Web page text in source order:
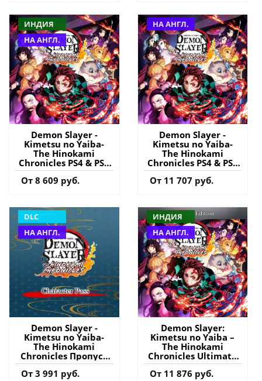
ИНДИЯ
НА АНГЛ.
Demon Slayer -
Kimetsu no Yaiba-
The Hinokami
Chronicles PS4 & PS5
(Индия) купить игру
на аккаунт
От 8 609 руб.
НА АНГЛ.
Demon Slayer -
Kimetsu no Yaiba-
The Hinokami
Chronicles PS4 & PS5
(Турция) купить
игру на аккаунт
От 11 707 руб.
DLC
НА АНГЛ.
Demon Slayer -
Kimetsu no Yaiba-
The Hinokami
Chronicles Пропуск
персонажей PS4&PS5
(Турция) купить
От 3 991 руб.
ИНДИЯ
НА АНГЛ.
Demon Slayer:
Kimetsu no Yaiba –
The Hinokami
Chronicles Ultimate
Edition PS4 & PS5
(Индия) купить игру
От 11 876 руб.